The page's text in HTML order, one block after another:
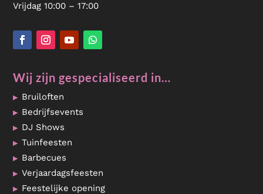
Vrijdag 10:00 – 17:00
Wij zijn gespecialiseerd in…
Bruiloften
Bedrijfsevents
DJ Shows
Tuinfeesten
Barbecues
Verjaardagsfeesten
Feestelijke opening